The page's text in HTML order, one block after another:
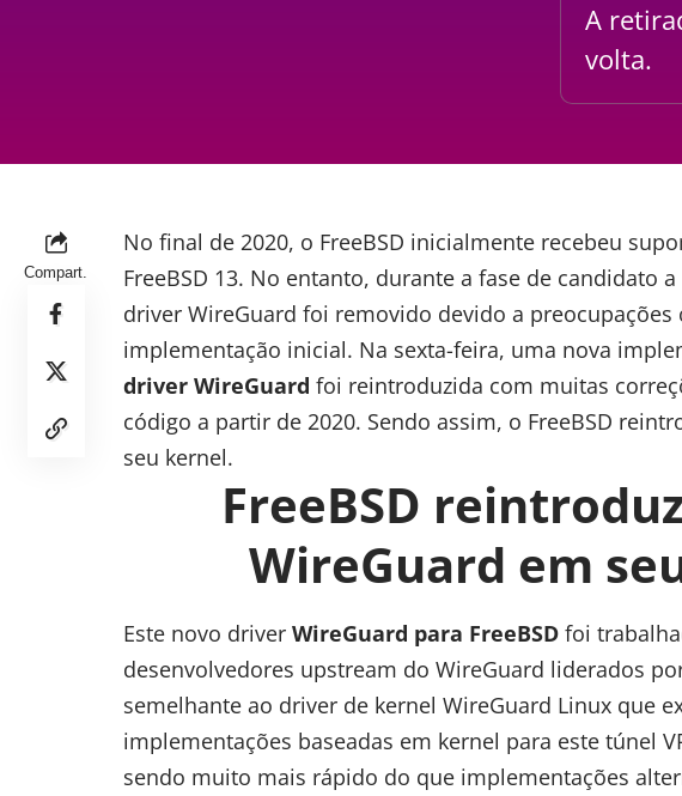
A
volta.
Compart.
No final de 2020, o FreeBSD inicialmente recebeu
FreeBSD 13. No entanto, durante a fase de candidato
driver WireGuard foi removido devido a preocupações
implementação inicial. Na sexta-feira, uma nova
driver WireGuard foi reintroduzida com muitas
código a partir de 2020. Sendo assim, o FreeBSD
seu kernel.
FreeBSD
WireGuard em
Este novo driver WireGuard para FreeBSD foi
desenvolvedores upstream do WireGuard liderados
semelhante ao driver de kernel WireGuard Linux que
implementações baseadas em kernel para este túnel
sendo muito mais rápido do que implementações